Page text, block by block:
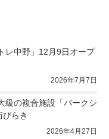
レ中野」12月9日オープ
2026年7月7日
級の複合施設「パークシ
らき
2026年4月27日